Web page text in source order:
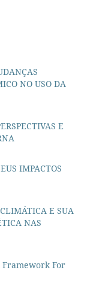
NO USO DA
E
IMPACTOS
E SUA
NAS
For